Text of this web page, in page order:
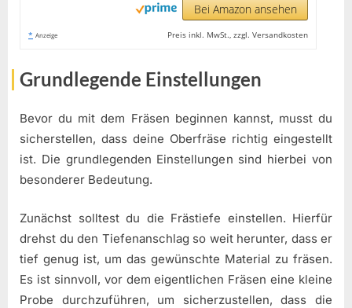
Bei Amazon ansehen
* Anzeige Preis inkl. MwSt., zzgl. Versandkosten
Grundlegende Einstellungen
Bevor du mit dem Fräsen beginnen kannst, musst du
sicherstellen, dass deine Oberfräse richtig eingestellt
ist. Die grundlegenden Einstellungen sind hierbei von
besonderer Bedeutung.
Zunächst solltest du die Frästiefe einstellen. Hierfür
drehst du den Tiefenanschlag so weit herunter, dass er
tief genug ist, um das gewünschte Material zu fräsen.
Es ist sinnvoll, vor dem eigentlichen Fräsen eine kleine
Probe durchzuführen, um sicherzustellen, dass die